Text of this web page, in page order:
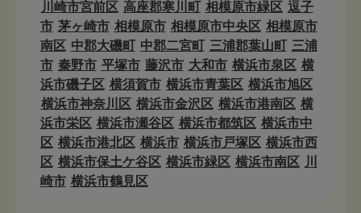
川崎市宮前区 高座郡寒川町 相模原市緑区 逗子
市 茅ヶ崎市 相模原市 相模原市中央区 相模原市
南区 中郡大磯町 中郡二宮町 三浦郡葉山町 三浦
市 秦野市 平塚市 藤沢市 大和市 横浜市泉区 横
浜市磯子区 横須賀市 横浜市青葉区 横浜市旭区
横浜市神奈川区 横浜市金沢区 横浜市港南区 横
浜市栄区 横浜市瀬谷区 横浜市都筑区 横浜市中
区 横浜市港北区 横浜市 横浜市戸塚区 横浜市西
区 横浜市保土ケ谷区 横浜市緑区 横浜市南区 川
崎市 横浜市鶴見区